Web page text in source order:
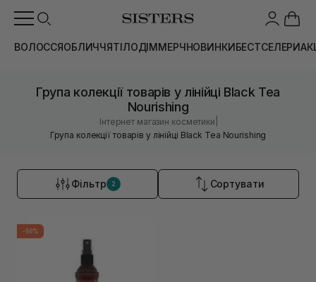
ВОЛОССЯОБЛИЧЧЯТІЛОДІММЕРЧНОВИНКИБЕСТСЕЛЕРИ
Група колекції товарів у лінійці Black Tea
Nourishing
Інтернет магазин косметики
Група колекції товарів у лінійці Black Tea Nourishing
Фільтр 2 Сортувати
-50%